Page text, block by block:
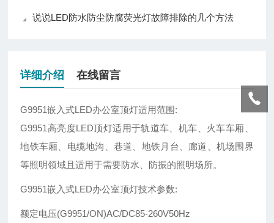
说说LED防水防尘防腐荧光灯故障排除的几个方法
详细介绍 在线留言
G9951嵌入式LED办公室顶灯适用范围:
G9951高亮度LED顶灯适用于轨道车、机车、火车车厢、
地铁车厢、电缆地沟、巷道、地铁月台、廊道、机场围界
等照明领域且适用于需要防水、防振的照明场所。
G9951嵌入式LED办公室顶灯技术参数:
额定电压(G9951/ON)AC/DC85-260V50Hz